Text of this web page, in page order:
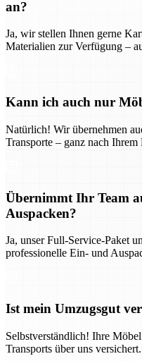
an?
Ja, wir stellen Ihnen gerne
Materialien zur Verfügung –
Kann ich auch nur
Natürlich! Wir übernehmen
Transporte – ganz nach Ihrem
Übernimmt Ihr Team
Auspacken?
Ja, unser Full-Service-Paket
professionelle Ein- und
Ist mein Umzugsgut
Selbstverständlich! Ihre
Transports über uns versichert.